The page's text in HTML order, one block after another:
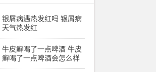
银屑病遇热发红吗 银屑病
天气热发红
牛皮癣喝了一点啤酒 牛皮
癣喝了一点啤酒会怎么样